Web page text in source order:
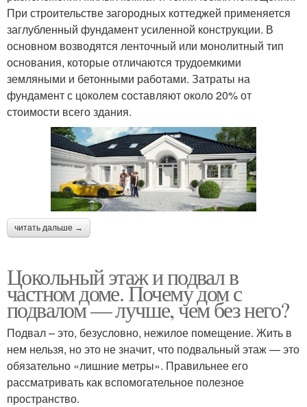
При строительстве загородных коттеджей применяется
заглубленный фундамент усиленной конструкции. В
основном возводятся ленточный или монолитный тип
основания, которые отличаются трудоемкими
земляными и бетонными работами. Затраты на
фундамент с цоколем составляют около 20% от
стоимости всего здания.
читать дальше →
Цокольный этаж и подвал в
частном доме. Почему дом с
подвалом — лучше, чем без него?
Подвал – это, безусловно, нежилое помещение. Жить в
нем нельзя, но это не значит, что подвальный этаж — это
обязательно «лишние метры». Правильнее его
рассматривать как вспомогательное полезное
пространство.